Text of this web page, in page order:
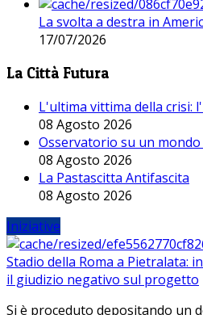
La svolta a destra in
17/07/2026
La Città Futura
L'ultima vittima della crisi:
08 Agosto 2026
Osservatorio su un
08 Agosto 2026
La Pastascitta Antifascita
08 Agosto 2026
Iniziative
Stadio della Roma a Pietralata:
il giudizio negativo sul progetto
Si è proceduto depositando un